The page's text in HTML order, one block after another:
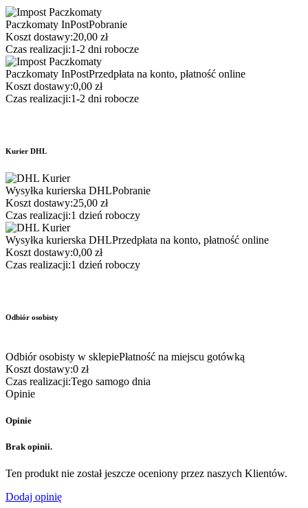
Paczkomaty InPostPobranie
Koszt dostawy:20,00 zł
Czas realizacji:1-2 dni robocze
Paczkomaty InPostPrzedpłata na konto, płatność online
Koszt dostawy:0,00 zł
Czas realizacji:1-2 dni robocze
Kurier DHL
Wysyłka kurierska DHLPobranie
Koszt dostawy:25,00 zł
Czas realizacji:1 dzień roboczy
Wysyłka kurierska DHLPrzedpłata na konto, płatność online
Koszt dostawy:0,00 zł
Czas realizacji:1 dzień roboczy
Odbiór osobisty
Odbiór osobisty w sklepiePłatność na miejscu gotówką
Koszt dostawy:0 zł
Czas realizacji:Tego samogo dnia
Opinie
Opinie
Brak opinii.
Ten produkt nie został jeszcze oceniony przez naszych Klientów.
Dodaj opinię